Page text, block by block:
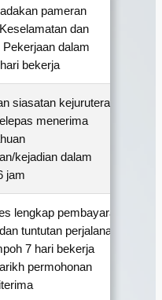
pameran
dan
Pekerjaan dalam
bekerja
siasatan kejuruteraan
menerima
kejadian dalam
jam
lengkap pembayaran
tuntutan perjalanan
7 hari bekerja
permohonan